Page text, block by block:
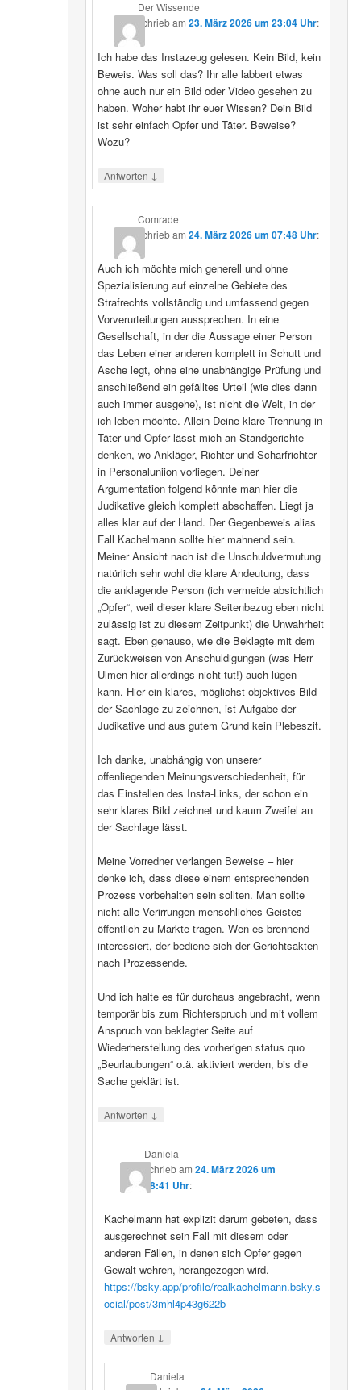
Der Wissende
schriebam23. März 2026 um 23:04 Uhr:
Ich habe das Instazeug gelesen. Kein Bild, kein
Beweis. Was soll das? Ihr alle labbert etwas
ohne auch nur ein Bild oder Video gesehen zu
haben. Woher habt ihr euer Wissen? Dein Bild
ist sehr einfach Opfer und Täter. Beweise?
Wozu?
Antworten ↓
Comrade
schriebam24. März 2026 um 07:48 Uhr:
Auch ich möchte mich generell und ohne
Spezialisierung auf einzelne Gebiete des
Strafrechts vollständig und umfassend gegen
Vorverurteilungen aussprechen. In eine
Gesellschaft, in der die Aussage einer Person
das Leben einer anderen komplett in Schutt und
Asche legt, ohne eine unabhängige Prüfung und
anschließend ein gefälltes Urteil (wie dies dann
auch immer ausgehe), ist nicht die Welt, in der
ich leben möchte. Allein Deine klare Trennung in
Täter und Opfer lässt mich an Standgerichte
denken, wo Ankläger, Richter und Scharfrichter
in Personaluniion vorliegen. Deiner
Argumentation folgend könnte man hier die
Judikative gleich komplett abschaffen. Liegt ja
alles klar auf der Hand. Der Gegenbeweis alias
Fall Kachelmann sollte hier mahnend sein.
Meiner Ansicht nach ist die Unschuldvermutung
natürlich sehr wohl die klare Andeutung, dass
die anklagende Person (ich vermeide absichtlich
„Opfer“, weil dieser klare Seitenbezug eben nicht
zulässig ist zu diesem Zeitpunkt) die Unwahrheit
sagt. Eben genauso, wie die Beklagte mit dem
Zurückweisen von Anschuldigungen (was Herr
Ulmen hier allerdings nicht tut!) auch lügen
kann. Hier ein klares, möglichst objektives Bild
der Sachlage zu zeichnen, ist Aufgabe der
Judikative und aus gutem Grund kein Plebeszit.
Ich danke, unabhängig von unserer
offenliegenden Meinungsverschiedenheit, für
das Einstellen des Insta-Links, der schon ein
sehr klares Bild zeichnet und kaum Zweifel an
der Sachlage lässt.
Meine Vorredner verlangen Beweise – hier
denke ich, dass diese einem entsprechenden
Prozess vorbehalten sein sollten. Man sollte
nicht alle Verirrungen menschliches Geistes
öffentlich zu Markte tragen. Wen es brennend
interessiert, der bediene sich der Gerichtsakten
nach Prozessende.
Und ich halte es für durchaus angebracht, wenn
temporär bis zum Richterspruch und mit vollem
Anspruch von beklagter Seite auf
Wiederherstellung des vorherigen status quo
„Beurlaubungen“ o.ä. aktiviert werden, bis die
Sache geklärt ist.
Antworten ↓
Daniela
schriebam 24. März 2026 um
08:41 Uhr:
Kachelmann hat explizit darum gebeten, dass
ausgerechnet sein Fall mit diesem oder
anderen Fällen, in denen sich Opfer gegen
Gewalt wehren, herangezogen wird.
https://bsky.app/profile/realkachelmann.bsky.s
ocial/post/3mhl4p43g622b
Antworten ↓
Daniela